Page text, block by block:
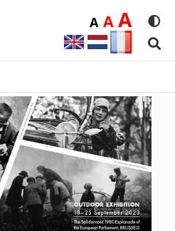
ADomyślna
AŚrednia
A